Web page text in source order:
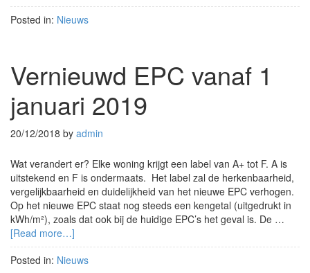
Posted in: Nieuws
Vernieuwd EPC vanaf 1
januari 2019
20/12/2018 by admin
Wat verandert er? Elke woning krijgt een label van A+ tot F. A is
uitstekend en F is ondermaats. Het label zal de herkenbaarheid,
vergelijkbaarheid en duidelijkheid van het nieuwe EPC verhogen.
Op het nieuwe EPC staat nog steeds een kengetal (uitgedrukt in
kWh/m²), zoals dat ook bij de huidige EPC’s het geval is. De …
[Read more…]
Posted in: Nieuws